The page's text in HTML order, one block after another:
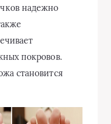
надежно
покровов.
становится